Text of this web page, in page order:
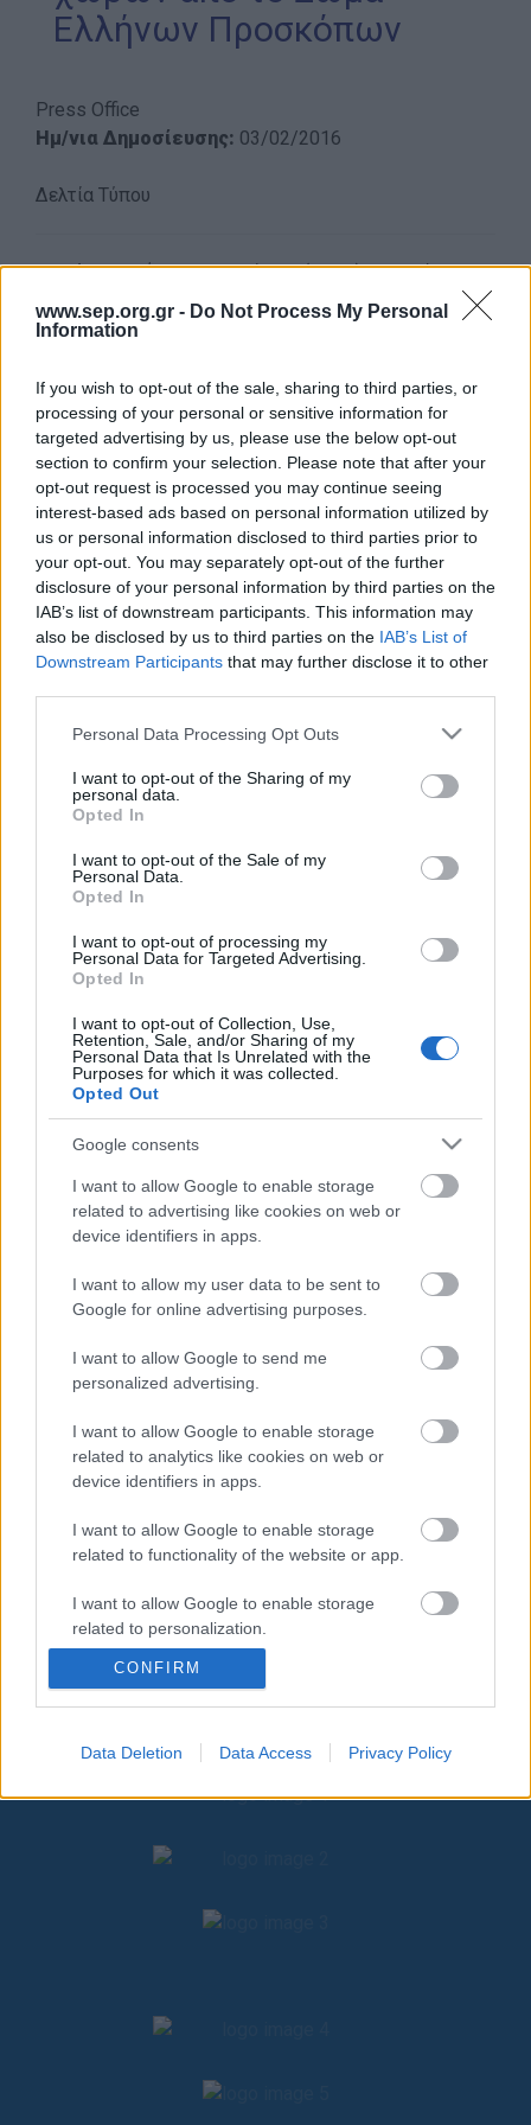
www.sep.org.gr - Do Not Process My Personal
Information
If you wish to opt-out of the sale, sharing to third parties, or
processing of your personal or sensitive information for
targeted advertising by us, please use the below opt-out
section to confirm your selection. Please note that after your
opt-out request is processed you may continue seeing
interest-based ads based on personal information utilized by
us or personal information disclosed to third parties prior to
your opt-out. You may separately opt-out of the further
disclosure of your personal information by third parties on the
IAB’s list of downstream participants. This information may
also be disclosed by us to third parties on the IAB’s List of
Downstream Participants that may further disclose it to other
Please note that this website/app uses one or more Google
not limited to your visit or usage behaviour. You may click to
grant or deny consent to Google and its third-party tags to
use your data for below specified purposes in below Google
consent section.
Personal Data Processing Opt Outs
I want to opt-out of the Sharing of my
personal data.
Opted In
I want to opt-out of the Sale of my
Personal Data.
Opted In
I want to opt-out of processing my
Personal Data for Targeted Advertising.
Opted In
I want to opt-out of Collection, Use,
Retention, Sale, and/or Sharing of my
Personal Data that Is Unrelated with the
Purposes for which it was collected.
Opted Out
Google consents
I want to allow Google to enable storage
related to advertising like cookies on web or
device identifiers in apps.
I want to allow my user data to be sent to
Google for online advertising purposes.
I want to allow Google to send me
personalized advertising.
I want to allow Google to enable storage
related to analytics like cookies on web or
device identifiers in apps.
I want to allow Google to enable storage
related to functionality of the website or app.
I want to allow Google to enable storage
related to personalization.
I want to allow Google to enable storage
related to security, including authentication
user protection.
CONFIRM
Data Deletion Data Access Privacy Policy
Απολογισμός Έργου
Η Προσκοπική Μέθοδος
Μάθηση στην Πράξη
Ομάδα Διάσωσης Άγριας Ζωής
Πώς να συμμετέχετε
Βρείτε μας
Νέα & Blog
Νέα
Blog
Ευκαιρίες Καριέρας
Επικοινωνία
Media Center
Λογότυπα
Ελλήνων Προσκόπων
Press Office
Ημ/νια Δημοσίευσης: 03/02/2016
Δελτία Τύπου
Το Σώμα Ελλήνων Προσκόπων (Σ.Ε.Π.), συνεπές
πάντοτε στην προσπάθειά του να υλοποιεί δράσεις
που προάγουν την προστασία του περιβάλλοντος και
πραγματοποίησε με την ευγενική χορηγία της
Eurobank, τέσσερις (4) δράσεις ανάπλασης
υπαίθριων χώρων.
Στις 20 Δεκεμβρίου 2015, το 26ο Σύστημα
Προσκόπων (στην Πανόρμου) προχώρησε σε
ανάπλαση του αλσυλίου που βρίσκεται έξω από το
Προσκοπικό Σύστημα. Μέσα στον Ιανουάριο
πραγματοποιήθηκαν οι υπόλοιπες τρεις δράσεις σε 3
πόλεις της Ελλάδας. Στις 16 Ιανουαρίου 2016 το 2ο
Σύστημα Προσκόπων προχώρησε σε ανάπλαση του
Πάρκου Μικρασιατών Προσκόπων που βρίσκεται
εμπρός από το Εντευκτήριο των προσκόπων του
2016, εξελίχθηκαν παράλληλα οι δράσεις σε
Κομοτηνή και Ηράκλειο Κρήτης. Οι Πρόσκοποι της
βρίσκονται στη συμβολη των οδών Πλαστήρα ,
Αντωνιάδη και Φιλήμονος. Οι Πρόσκοποι του
Νέα Αλικαρνασσό.
Στόχος μας δεν ήταν να κατασκευάσουμε ή να
καθαρίσουμε μόνο καλλωπιστικό πράσινο, αλλά να
παρέμβουμε στο χώρο με μόνιμες κατασκευές από
απλά, καθημερινά υλικά και να δώσουμε πίσω στην
τοπική κοινωνία χώρους χρηστικούς, προωθώντας
ταυτόχρονα την ιδέα της ανακύκλωσης και της
επανάχρησης! Μετά την ολοκλήρωση των
κατασκευών, οι υπαίθριοι χώροι παραδίδονται στη
γειτονιά. Κάθε Προσκοπικό Σύστημα συνεχίζει να
φροντίζει & να επιμελείται τη συντήρηση του χώρου.
Ευχαριστούμε θερμά την τράπεζα Eurobank που με
την ευγενική της χορηγία συμβάλει ουσιαστικά στην
προσπάθειά μας να καλλιεργήσουμε οικολογική
ζωής που συνεισφέρει στη διατήρηση της
ποικιλότητας της ζωής στον πλανήτη
ΔΤ Ανάπλαση υπάιθριων χώρων σε συνεργασία με τη
Eurobank.doc